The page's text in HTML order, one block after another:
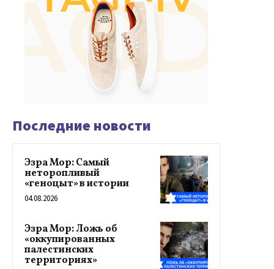
Последние новости
Эзра Мор: Самый
неторопливый
«геноцыт» в истории
04.08.2026
Эзра Мор: Ложь об
«оккупированных
палестинских
территориях»